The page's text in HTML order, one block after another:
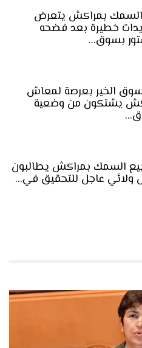
السمك بمراكش يتعرض
خطيرة بعد فضحه
بسوق…
سوق الخير بعرصة لمعاش
يشتكون من وضعية
بيع السمك بمراكش يطالبون
ولائي عاجل للتحقيق في…